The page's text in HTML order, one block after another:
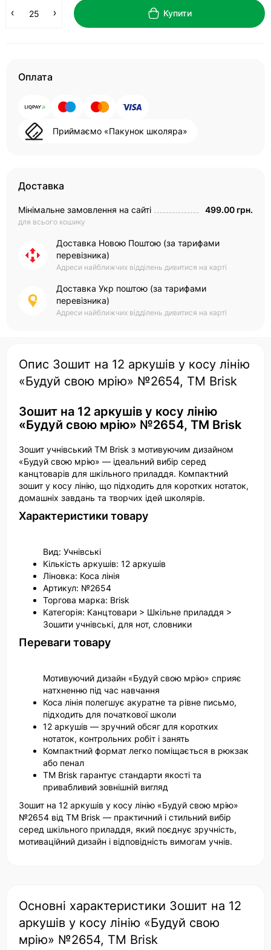
Купити
Оплата
Приймаємо «Пакунок школяра»
Доставка
Мінімальне замовлення на сайті
для всього кошику
499.00 грн.
Доставка Новою Поштою (за тарифами
перевізника)
Адреси найближчих відділень дивитися на карті
Доставка Укр поштою (за тарифами
перевізника)
Адреси найближчих відділень дивитися на карті
Опис Зошит на 12 аркушів у косу лінію
«Будуй свою мрію» №2654, ТМ Brisk
Зошит на 12 аркушів у косу лінію
«Будуй свою мрію» №2654, ТМ Brisk
Зошит учнівський ТМ Brisk з мотивуючим дизайном
«Будуй свою мрію» — ідеальний вибір серед
канцтоварів для шкільного приладдя. Компактний
зошит у косу лінію, що підходить для коротких нотаток,
домашніх завдань та творчих ідей школярів.
Характеристики товару
Вид: Учнівські
Кількість аркушів: 12 аркушів
Ліновка: Коса лінія
Артикул: №2654
Торгова марка: Brisk
Категорія: Канцтовари > Шкільне приладдя >
Зошити учнівські, для нот, словники
Переваги товару
Мотивуючий дизайн «Будуй свою мрію» сприяє
натхненню під час навчання
Коса лінія полегшує акуратне та рівне письмо,
підходить для початкової школи
12 аркушів — зручний обсяг для коротких
нотаток, контрольних робіт і занять
Компактний формат легко поміщається в рюкзак
або пенал
ТМ Brisk гарантує стандарти якості та
привабливий зовнішній вигляд
Зошит на 12 аркушів у косу лінію «Будуй свою мрію»
№2654 від ТМ Brisk — практичний і стильний вибір
серед шкільного приладдя, який поєднує зручність,
мотиваційний дизайн і відповідність вимогам учнів.
Основні характеристики Зошит на 12
аркушів у косу лінію «Будуй свою
мрію» №2654, ТМ Brisk